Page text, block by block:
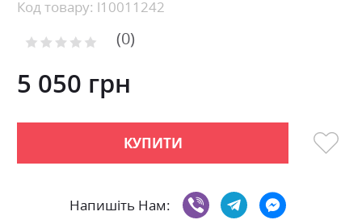
the
gallery
Код товару: l10011242
Рейтинг: 0
5 050 грн
КУПИТИ
Напишіть Нам: